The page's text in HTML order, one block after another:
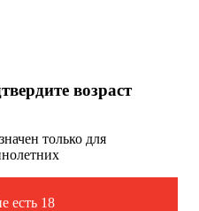
возраст
только для
есть 18